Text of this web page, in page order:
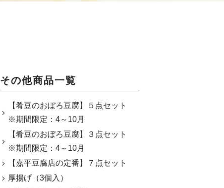
その他商品一覧
【肴豆のおぼろ豆腐】５点セット
※期間限定：4～10月
【肴豆のおぼろ豆腐】３点セット
※期間限定：4～10月
【嘉平豆腐店の定番】７点セット
厚揚げ（3個入）